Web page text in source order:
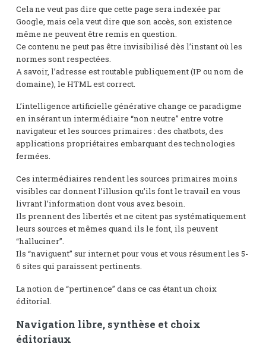
Cela ne veut pas dire que cette page sera indexée par
Google, mais cela veut dire que son accès, son existence
même ne peuvent être remis en question.
Ce contenu ne peut pas être invisibilisé dès l’instant où les
normes sont respectées.
A savoir, l’adresse est routable publiquement (IP ou nom de
domaine), le HTML est correct.
L’intelligence artificielle générative change ce paradigme
en insérant un intermédiaire “non neutre” entre votre
navigateur et les sources primaires : des chatbots, des
applications propriétaires embarquant des technologies
fermées.
Ces intermédiaires rendent les sources primaires moins
visibles car donnent l’illusion qu’ils font le travail en vous
livrant l’information dont vous avez besoin.
Ils prennent des libertés et ne citent pas systématiquement
leurs sources et mêmes quand ils le font, ils peuvent
“halluciner”.
Ils “naviguent” sur internet pour vous et vous résument les 5-
6 sites qui paraissent pertinents.
La notion de “pertinence” dans ce cas étant un choix
éditorial.
Navigation libre, synthèse et choix
éditoriaux